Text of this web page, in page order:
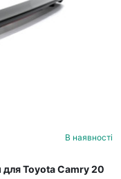
В наявності
для Toyota Camry 20